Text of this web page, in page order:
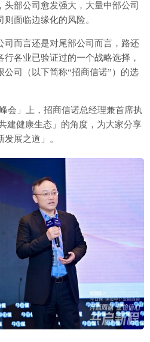
部公司愈发强大，大量中部公司
面临边缘化的风险。
司而言还是对尾部公司而言，路还
各业已验证过的一个战略选择，
司（以下简称“招商信诺”）的选
会」上，招商信诺总经理兼首席执
建健康生态」的角度，为大家分享
展之道」。